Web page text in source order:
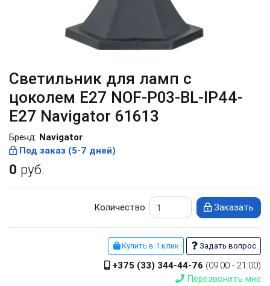
Светильник для ламп с
цоколем Е27 NOF-P03-BL-IP44-
E27 Navigator 61613
Под заказ (5-7 дней)
Бренд: Navigator
0 руб.
Количество Заказать
Купить в 1 клик Задать вопрос
+375 (33) 344-44-76 (09:00 - 21:00)
Перезвонить мне